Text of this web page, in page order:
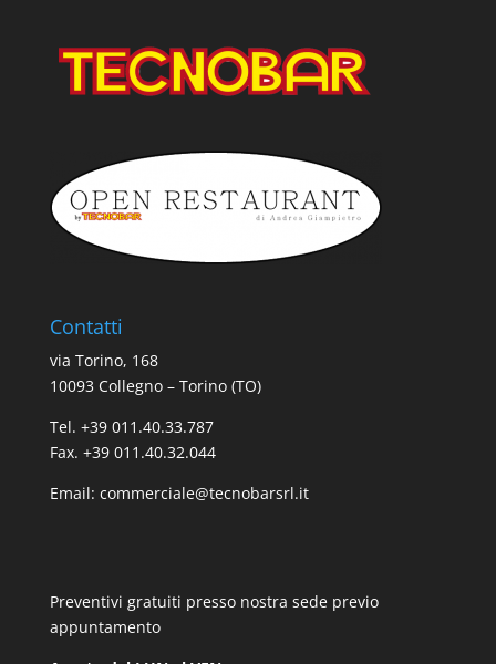
Contatti
via Torino, 168
10093 Collegno – Torino (TO)
Tel. +39 011.40.33.787
Fax. +39 011.40.32.044
Email: commerciale@tecnobarsrl.it
Preventivi gratuiti presso nostra sede previo
appuntamento